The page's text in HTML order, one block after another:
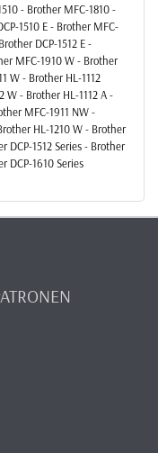
- Brother MFC-1810 -
1510 E - Brother MFC-
DCP-1512 E -
MFC-1910 W - Brother
W - Brother HL-1112
W - Brother HL-1112 A -
MFC-1911 NW -
HL-1210 W - Brother
DCP-1512 Series - Brother
DCP-1610 Series